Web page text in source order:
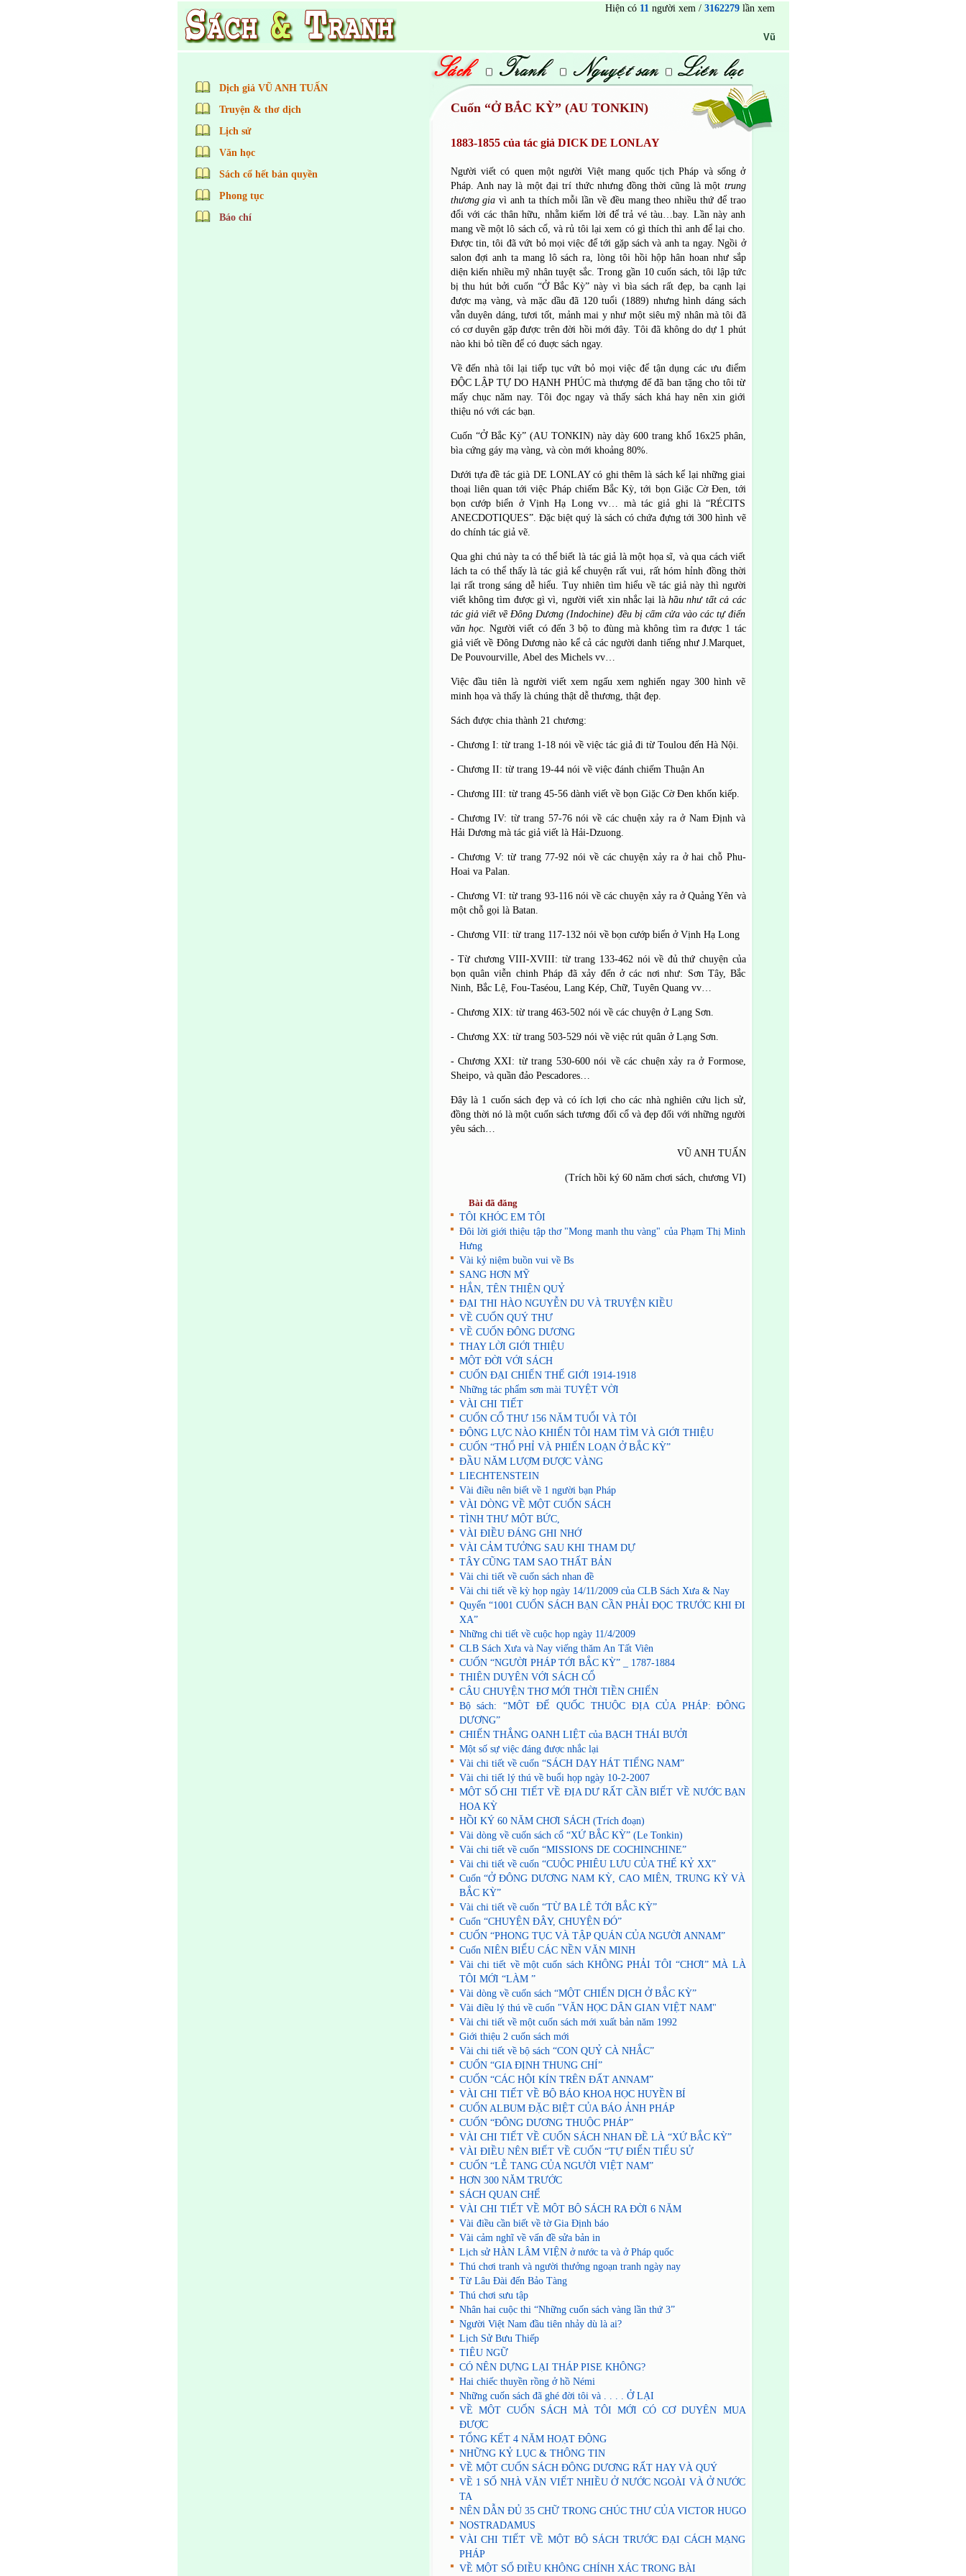
Hiện có 11người xem / 3162279lần xem
Vũ Anh Tuấn
Dịch giả VŨ ANH TUẤN
Truyện & thơ dịch
Lịch sử
Văn học
Sách cổ hết bản quyền
Phong tục
Báo chí
Cuốn “Ở BẮC KỲ” (AU TONKIN)
1883-1855 của tác giả DICK DE LONLAY
Người viết có quen một người Việt mang quốc tịch Pháp và sống ở
Pháp. Anh nay là một đại trí thức nhưng đồng thời cũng là một trung
thương gia vì anh ta thích mỗi lần về đều mang theo nhiều thứ để trao
đổi với các thân hữu, nhằm kiếm lời để trả vé tàu…bay. Lần này anh
mang về một lô sách cổ, và rủ tôi lại xem có gì thích thì anh để lại cho.
Được tin, tôi đã vứt bỏ mọi việc để tới gặp sách và anh ta ngay. Ngồi ở
salon đợi anh ta mang lô sách ra, lòng tôi hồi hộp hân hoan như sắp
diện kiến nhiều mỹ nhân tuyệt sắc. Trong gần 10 cuốn sách, tôi lập tức
bị thu hút bởi cuốn “Ở Bắc Kỳ” này vì bìa sách rất đẹp, ba cạnh lại
được mạ vàng, và mặc dầu đã 120 tuổi (1889) nhưng hình dáng sách
vẫn duyên dáng, tươi tốt, mảnh mai y như một siêu mỹ nhân mà tôi đã
có cơ duyên gặp được trên đời hồi mới đây. Tôi đã không do dự 1 phút
nào khi bỏ tiền để có đuợc sách ngay.
Về đến nhà tôi lại tiếp tục vứt bỏ mọi việc để tận dụng các ưu điểm
ĐỘC LẬP TỰ DO HẠNH PHÚC mà thượng đế đã ban tặng cho tôi từ
mấy chục năm nay. Tôi đọc ngay và thấy sách khá hay nên xin giới
thiệu nó với các bạn.
Cuốn “Ở Bắc Kỳ” (AU TONKIN) này dày 600 trang khổ 16x25 phân,
bìa cứng gáy mạ vàng, và còn mới khoảng 80%.
Dưới tựa đề tác già DE LONLAY có ghi thêm là sách kể lại những giai
thoại liên quan tới việc Pháp chiếm Bắc Kỳ, tới bọn Giặc Cờ Đen, tới
bọn cướp biển ở Vịnh Hạ Long vv… mà tác giả ghi là “RÉCITS
ANECDOTIQUES”. Đặc biệt quý là sách có chứa đựng tới 300 hình vẽ
do chính tác giả vẽ.
Qua ghi chú này ta có thể biết là tác giả là một họa sĩ, và qua cách viết
lách ta có thể thấy là tác giả kể chuyện rất vui, rất hóm hỉnh đồng thời
lại rất trong sáng dễ hiểu. Tuy nhiên tìm hiểu về tác giả này thì người
viết không tìm được gì vì, người viết xin nhắc lại là hầu như tất cả các
tác giả viết về Đông Dương (Indochine) đều bị cấm cửa vào các tự điển
văn học. Người viết có đến 3 bộ to đùng mà không tìm ra được 1 tác
giả viết về Đông Dương nào kể cả các người danh tiếng như J.Marquet,
De Pouvourville, Abel des Michels vv…
Việc đầu tiên là người viết xem ngấu xem nghiến ngay 300 hình vẽ
minh họa và thấy là chúng thật dễ thương, thật đẹp.
Sách được chia thành 21 chương:
- Chương I: từ trang 1-18 nói về việc tác giả đi từ Toulou đến Hà Nội.
- Chương II: từ trang 19-44 nói về việc đánh chiếm Thuận An
- Chương III: từ trang 45-56 dành viết về bọn Giặc Cờ Đen khốn kiếp.
- Chương IV: từ trang 57-76 nói về các chuện xảy ra ở Nam Định và
Hải Dương mà tác giả viết là Hải-Dzuong.
- Chương V: từ trang 77-92 nói về các chuyện xảy ra ở hai chỗ Phu-
Hoai va Palan.
- Chương VI: từ trang 93-116 nói về các chuyện xảy ra ở Quảng Yên và
một chỗ gọi là Batan.
- Chương VII: từ trang 117-132 nói về bọn cướp biển ở Vịnh Hạ Long
- Từ chương VIII-XVIII: từ trang 133-462 nói về đủ thứ chuyện của
bọn quân viễn chinh Pháp đã xảy đến ở các nơi như: Sơn Tây, Bắc
Ninh, Bắc Lệ, Fou-Taséou, Lang Kép, Chữ, Tuyên Quang vv…
- Chương XIX: từ trang 463-502 nói về các chuyện ở Lạng Sơn.
- Chương XX: từ trang 503-529 nói về việc rút quân ở Lạng Sơn.
- Chương XXI: từ trang 530-600 nói về các chuện xảy ra ở Formose,
Sheipo, và quần đảo Pescadores…
Đây là 1 cuốn sách đẹp và có ích lợi cho các nhà nghiên cứu lịch sử,
đồng thời nó là một cuốn sách tương đối cổ và đẹp đối với những người
yêu sách…
VŨ ANH TUẤN
(Trích hồi ký 60 năm chơi sách, chương VI)
Bài đã đăng
TÔI KHÓC EM TÔI
Đôi lời giới thiệu tập thơ "Mong manh thu vàng" của Phạm Thị Minh
Hưng
Vài kỷ niệm buồn vui về Bs
SANG HƠN MỸ
HẮN, TÊN THIỆN QUỶ
ĐẠI THI HÀO NGUYỄN DU VÀ TRUYỆN KIỀU
VỀ CUỐN QUÝ THƯ
VỀ CUỐN ĐÔNG DƯƠNG
THAY LỜI GIỚI THIỆU
MỘT ĐỜI VỚI SÁCH
CUỐN ĐẠI CHIẾN THẾ GIỚI 1914-1918
Những tác phẩm sơn mài TUYỆT VỜI
VÀI CHI TIẾT
CUỐN CỔ THƯ 156 NĂM TUỔI VÀ TÔI
ĐỘNG LỰC NÀO KHIẾN TÔI HAM TÌM VÀ GIỚI THIỆU
CUỐN “THỔ PHỈ VÀ PHIẾN LOẠN Ở BẮC KỲ”
ĐẦU NĂM LƯỢM ĐƯỢC VÀNG
LIECHTENSTEIN
Vài điều nên biết về 1 người bạn Pháp
VÀI DÒNG VỀ MỘT CUỐN SÁCH
TÌNH THƯ MỘT BỨC,
VÀI ĐIỀU ĐÁNG GHI NHỚ
VÀI CẢM TƯỞNG SAU KHI THAM DỰ
TÂY CŨNG TAM SAO THẤT BẢN
Vài chi tiết về cuốn sách nhan đề
Vài chi tiết về kỳ họp ngày 14/11/2009 của CLB Sách Xưa & Nay
Quyển “1001 CUỐN SÁCH BẠN CẦN PHẢI ĐỌC TRƯỚC KHI ĐI
XA”
Những chi tiết về cuộc họp ngày 11/4/2009
CLB Sách Xưa và Nay viếng thăm An Tất Viên
CUỐN “NGƯỜI PHÁP TỚI BẮC KỲ” _ 1787-1884
THIÊN DUYÊN VỚI SÁCH CỔ
CÂU CHUYỆN THƠ MỚI THỜI TIỀN CHIẾN
Bộ sách: “MỘT ĐẾ QUỐC THUỘC ĐỊA CỦA PHÁP: ĐÔNG
DƯƠNG”
CHIẾN THẮNG OANH LIỆT của BẠCH THÁI BƯỞI
Một số sự việc đáng được nhắc lại
Vài chi tiết về cuốn “SÁCH DẠY HÁT TIẾNG NAM”
Vài chi tiết lý thú về buổi họp ngày 10-2-2007
MỘT SỐ CHI TIẾT VỀ ĐỊA DƯ RẤT CẦN BIẾT VỀ NƯỚC BẠN
HOA KỲ
HỒI KÝ 60 NĂM CHƠI SÁCH (Trích đoạn)
Vài dòng về cuốn sách cổ “XỨ BẮC KỲ” (Le Tonkin)
Vài chi tiết về cuốn “MISSIONS DE COCHINCHINE”
Vài chi tiết về cuốn “CUỘC PHIÊU LƯU CỦA THẾ KỶ XX”
Cuốn “Ở ĐÔNG DƯƠNG NAM KỲ, CAO MIÊN, TRUNG KỲ VÀ
BẮC KỲ”
Vài chi tiết về cuốn “TỪ BA LÊ TỚI BẮC KỲ”
Cuốn “CHUYỆN ĐÂY, CHUYỆN ĐÓ”
CUỐN “PHONG TỤC VÀ TẬP QUÁN CỦA NGƯỜI ANNAM”
Cuốn NIÊN BIỂU CÁC NỀN VĂN MINH
Vài chi tiết về một cuốn sách KHÔNG PHẢI TÔI “CHƠI” MÀ LÀ
TÔI MỚI “LÀM ”
Vài dòng về cuốn sách “MỘT CHIẾN DỊCH Ở BẮC KỲ”
Vài điều lý thú về cuốn "VĂN HỌC DÂN GIAN VIỆT NAM"
Vài chi tiết về một cuốn sách mới xuất bản năm 1992
Giới thiệu 2 cuốn sách mới
Vài chi tiết về bộ sách “CON QUỶ CÀ NHẮC”
CUỐN “GIA ĐỊNH THUNG CHÍ”
CUỐN “CÁC HỘI KÍN TRÊN ĐẤT ANNAM”
VÀI CHI TIẾT VỀ BỘ BÁO KHOA HỌC HUYỀN BÍ
CUỐN ALBUM ĐẶC BIỆT CỦA BÁO ẢNH PHÁP
CUỐN “ĐÔNG DƯƠNG THUỘC PHÁP”
VÀI CHI TIẾT VỀ CUỐN SÁCH NHAN ĐỀ LÀ “XỨ BẮC KỲ”
VÀI ĐIỀU NÊN BIẾT VỀ CUỐN “TỰ ĐIỂN TIỂU SỬ
CUỐN “LỄ TANG CỦA NGƯỜI VIỆT NAM”
HƠN 300 NĂM TRƯỚC
SÁCH QUAN CHẾ
VÀI CHI TIẾT VỀ MỘT BỘ SÁCH RA ĐỜI 6 NĂM
Vài điều cần biết về tờ Gia Định báo
Vài cảm nghĩ về vấn đề sửa bản in
Lịch sử HÀN LÂM VIỆN ở nước ta và ở Pháp quốc
Thú chơi tranh và người thưởng ngoạn tranh ngày nay
Từ Lâu Đài đến Bảo Tàng
Thú chơi sưu tập
Nhân hai cuộc thi “Những cuốn sách vàng lần thứ 3”
Người Việt Nam đầu tiên nhảy dù là ai?
Lịch Sử Bưu Thiếp
TIÊU NGỮ
CÓ NÊN DỰNG LẠI THÁP PISE KHÔNG?
Hai chiếc thuyền rồng ở hồ Némi
Những cuốn sách đã ghé đời tôi và . . . . Ở LẠI
VỀ MỘT CUỐN SÁCH MÀ TÔI MỚI CÓ CƠ DUYÊN MUA
ĐƯỢC
TỔNG KẾT 4 NĂM HOẠT ĐỘNG
NHỮNG KỶ LỤC & THÔNG TIN
VỀ MỘT CUỐN SÁCH ĐÔNG DƯƠNG RẤT HAY VÀ QUÝ
VỀ 1 SỐ NHÀ VĂN VIẾT NHIỀU Ở NƯỚC NGOÀI VÀ Ở NƯỚC
TA
NÊN DẪN ĐỦ 35 CHỮ TRONG CHÚC THƯ CỦA VICTOR HUGO
NOSTRADAMUS
VÀI CHI TIẾT VỀ MỘT BỘ SÁCH TRƯỚC ĐẠI CÁCH MẠNG
PHÁP
VỀ MỘT SỐ ĐIỀU KHÔNG CHÍNH XÁC TRONG BÀI